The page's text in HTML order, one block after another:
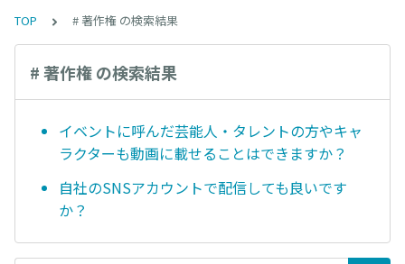
TOP # 著作権 の検索結果
# 著作権 の検索結果
イベントに呼んだ芸能人・タレントの方やキャ
ラクターも動画に載せることはできますか？
自社のSNSアカウントで配信しても良いです
か？